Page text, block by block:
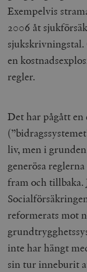
Exempelvis
2006 åt
sjukskrivningstal.
en
regler.
Det har pågått
liv, men i
generösa
fram och tillbaka.
reformerats mot
inte har hängt
sin tur inneburit